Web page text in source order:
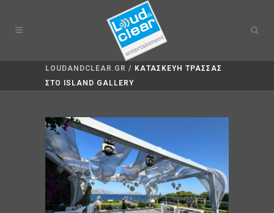
LOUDANDCLEAR.GR / ΚΑΤΑΣΚΕΎΗ ΤΡΆΣΣΑΣ
ΣΤΟ ISLAND GALLERY